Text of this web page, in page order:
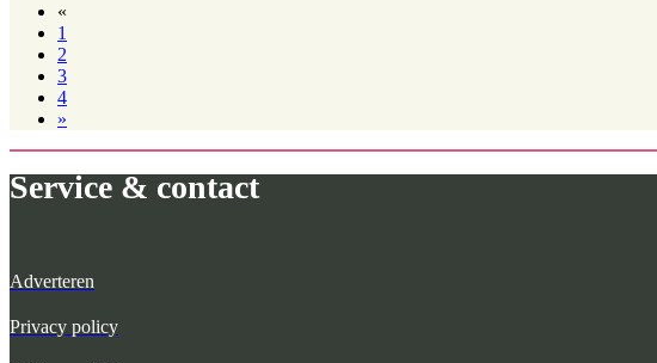
«
1
2
3
4
»
Service & contact
Adverteren
Privacy policy